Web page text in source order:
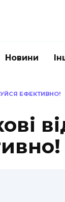
Новини
ЕФЕКТИВНО!